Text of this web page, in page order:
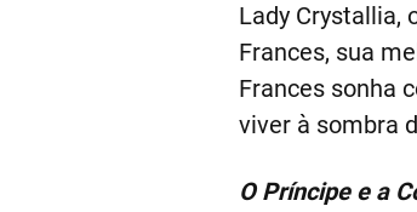
Lady Crystallia,
Frances, sua
Frances sonha
viver à sombra
O Príncipe e a